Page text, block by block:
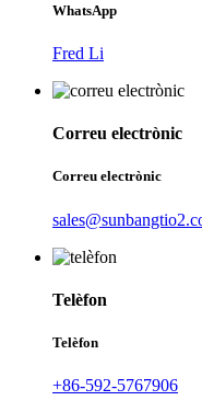
WhatsApp
Fred Li
Correu electrònic
Correu electrònic
Telèfon
Telèfon
+86-592-5767906